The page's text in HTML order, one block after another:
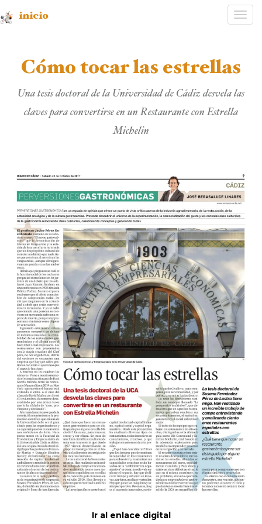
inicio
Cómo tocar las estrellas
Una tesis doctoral de la Universidad de Cádiz desvela las
claves para convertirse en un Restaurante con Estrella
Michelin
Ir al enlace digital